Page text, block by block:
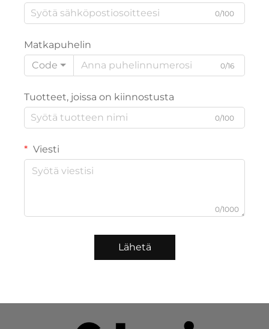
0/100
Matkapuhelin
Code
0/16
Tuotteet, joissa on kiinnostusta
0/100
Viesti
0/1000
Lähetä